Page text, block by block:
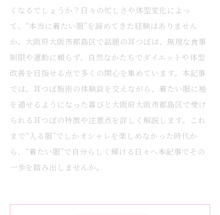
くなるでしょうか？日々の忙しさや体型変化によっ
て、“本当に着たい服”を諦めてきた経験はありません
か。大阪府大阪市都島区で話題の耳つぼは、無理な食事
制限や運動に頼らず、自然なかたちでダイエットや体型
改善を目指せる点で多くの関心を集めています。本記事
では、耳つぼ施術の体験談を交えながら、着たい服に袖
を通せるようになった喜びと大阪府大阪市都島区で受け
られる耳つぼの特徴や注意点を詳しく解説します。これ
まで“入る服”でしかオシャレを楽しめなかった時代か
ら、“着たい服”で自分らしく輝ける日々へ――本記事でその
一歩を踏み出しませんか。